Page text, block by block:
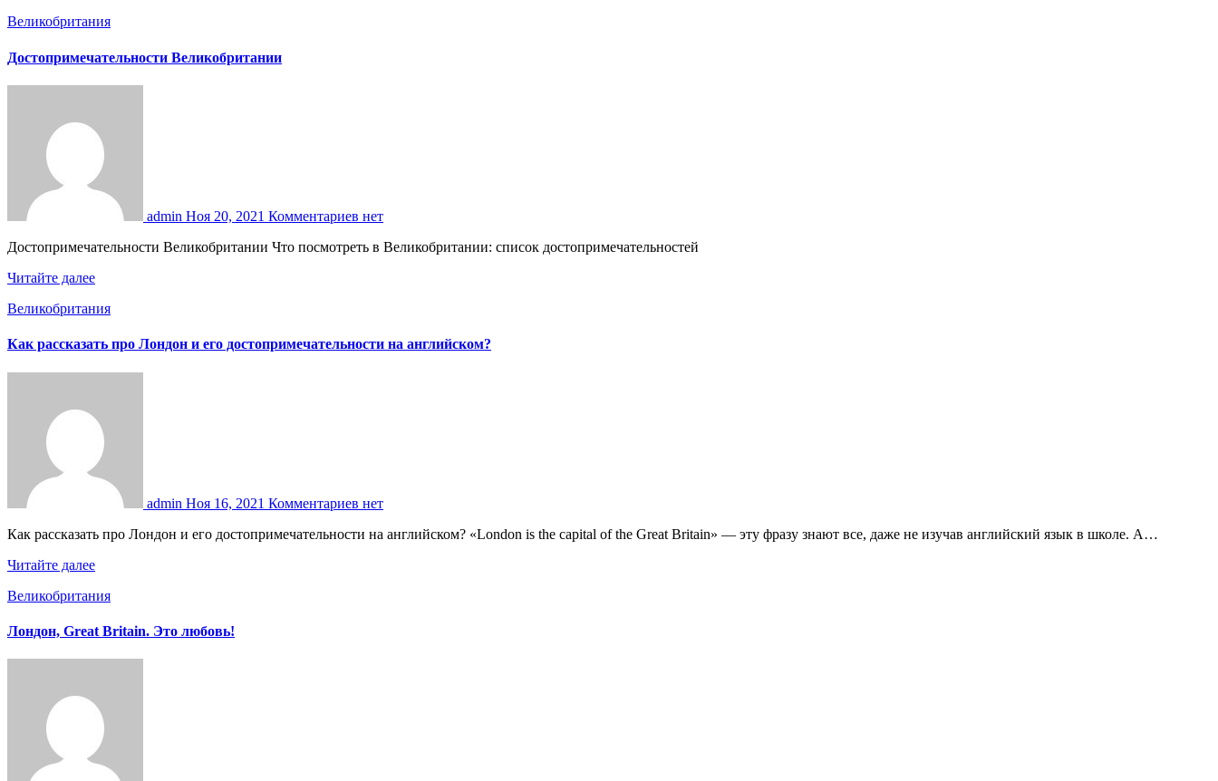
Великобритания
Достопримечательности Великобритании
admin Ноя 20, 2021 Комментариев нет
Достопримечательности Великобритании Что посмотреть в Великобритании: список достопримечательностей
Читайте далее
Великобритания
Как рассказать про Лондон и его достопримечательности на английском?
admin Ноя 16, 2021 Комментариев нет
Как рассказать про Лондон и его достопримечательности на английском? «London is the capital of the Great Britain» — эту фразу знают все, даже не изучав английский язык в школе. А…
Читайте далее
Великобритания
Лондон, Great Britain. Это любовь!